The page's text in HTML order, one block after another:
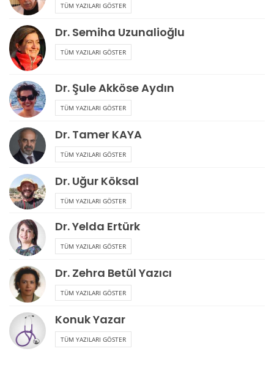
TÜM YAZILARI GÖSTER
Dr. Semiha Uzunalioğlu
TÜM YAZILARI GÖSTER
Dr. Şule Akköse Aydın
TÜM YAZILARI GÖSTER
Dr. Tamer KAYA
TÜM YAZILARI GÖSTER
Dr. Uğur Köksal
TÜM YAZILARI GÖSTER
Dr. Yelda Ertürk
TÜM YAZILARI GÖSTER
Dr. Zehra Betül Yazıcı
TÜM YAZILARI GÖSTER
Konuk Yazar
TÜM YAZILARI GÖSTER